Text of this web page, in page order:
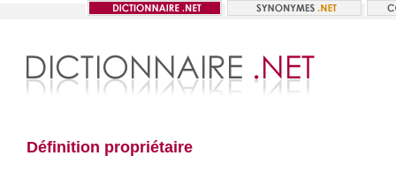
Définition propriétaire